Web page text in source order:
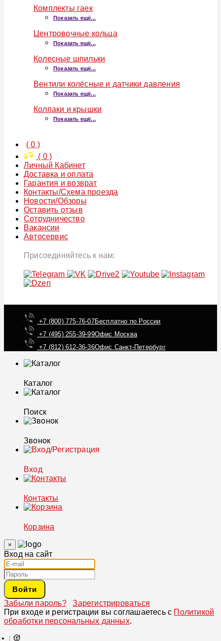
Комплекты гаек
Показать ещё...
Центровочные кольца
Показать ещё...
Колесные шпильки
Показать ещё...
Вентили колёсные и датчики давления
Показать ещё...
Колпаки и крышки
Показать ещё...
(0 )
( 0)
Личный Кабинет
Доставка и оплата
Гарантия и возврат
Контакты/Схема проезда
Новости/Обзоры
Оставить отзыв
Сотрудничество
Вакансии
Автосервис
Присоединяйтесь к нам:
+7 (800) 775-76-07Бесплатно по России
+7 (495) 255-39-99Офис Москва
+7 (812) 612-36-36Офис Санкт-Петербург
Каталог
Поиск
Звонок
Вход
Контакты
Корзина
×
Вход на сайт
Войти
Забыли пароль?
Зарегистрироваться
При входе и регистрации вы соглашаетесь с Политикой
обработки персональных данных.